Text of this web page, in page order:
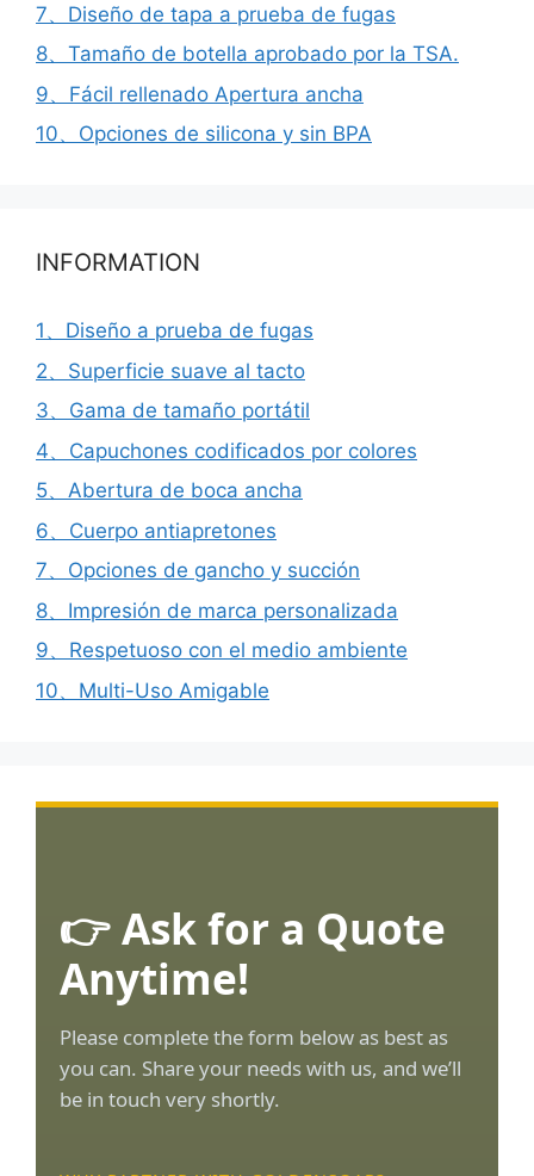
7、Diseño de tapa a prueba de fugas
8、Tamaño de botella aprobado por la TSA.
9、Fácil rellenado Apertura ancha
10、Opciones de silicona y sin BPA
INFORMATION
1、Diseño a prueba de fugas
2、Superficie suave al tacto
3、Gama de tamaño portátil
4、Capuchones codificados por colores
5、Abertura de boca ancha
6、Cuerpo antiapretones
7、Opciones de gancho y succión
8、Impresión de marca personalizada
9、Respetuoso con el medio ambiente
10、Multi-Uso Amigable
👉 Ask for a Quote
Anytime!
Please complete the form below as best as
you can. Share your needs with us, and we’ll
be in touch very shortly.